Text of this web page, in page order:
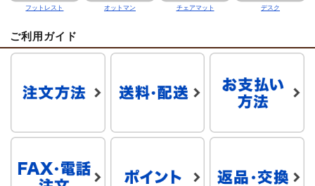
フットレスト オットマン チェアマット デスク
ご利用ガイド